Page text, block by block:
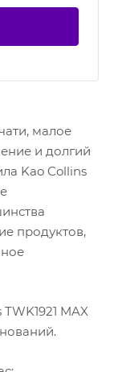
малое
и долгий
Kao Collins
продуктов,
MAX